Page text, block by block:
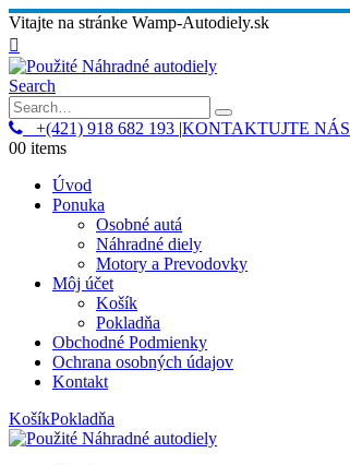
Vitajte na stránke Wamp-Autodiely.sk
Search
+(421) 918 682 193 |KONTAKTUJTE NÁS
00 items
Úvod
Ponuka
Osobné autá
Náhradné diely
Motory a Prevodovky
Môj účet
Košík
Pokladňa
Obchodné Podmienky
Ochrana osobných údajov
Kontakt
KošíkPokladňa